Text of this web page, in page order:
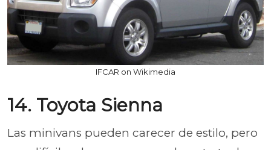
IFCAR on Wikimedia
14. Toyota Sienna
Las minivans pueden carecer de estilo, pero